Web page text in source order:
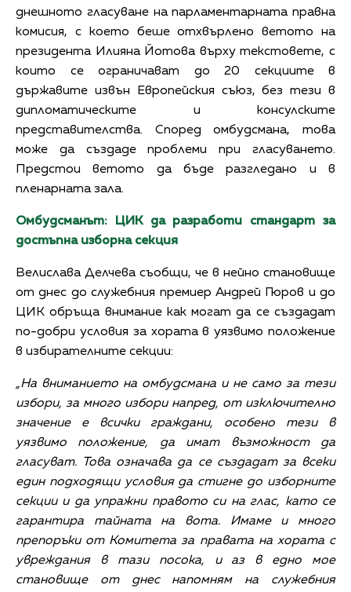
днешното гласуване на парламентарната правна
комисия, с което беше отхвърлено ветото на
президента Илияна Йотова върху текстовете, с
които се ограничават до 20 секциите в
държавите извън Европейския съюз, без тези в
дипломатическите и консулските
представителства. Според омбудсмана, това
може да създаде проблеми при гласуването.
Предстои ветото да бъде разгледано и в
пленарната зала.
Омбудсманът: ЦИК да разработи стандарт за
достъпна изборна секция
Велислава Делчева съобщи, че в нейно становище
от днес до служебния премиер Андрей Гюров и до
ЦИК обръща внимание как могат да се създадат
по-добри условия за хората в уязвимо положение
в избирателните секции:
„На вниманието на омбудсмана и не само за тези
избори, за много избори напред, от изключително
значение е всички граждани, особено тези в
уязвимо положение, да имат възможност да
гласуват. Това означава да се създадат за всеки
един подходящи условия да стигне до изборните
секции и да упражни правото си на глас, като се
гарантира тайната на вота. Имаме и много
препоръки от Комитета за правата на хората с
увреждания в тази посока, и аз в едно мое
становище от днес напомням на служебния